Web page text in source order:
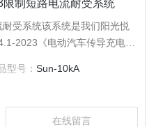
制短路电流耐受系统
受系统该系统是我们阳光悦
2023《电动汽车传导充电用
通用要求》；
型号：Sun-10kA
在线留言